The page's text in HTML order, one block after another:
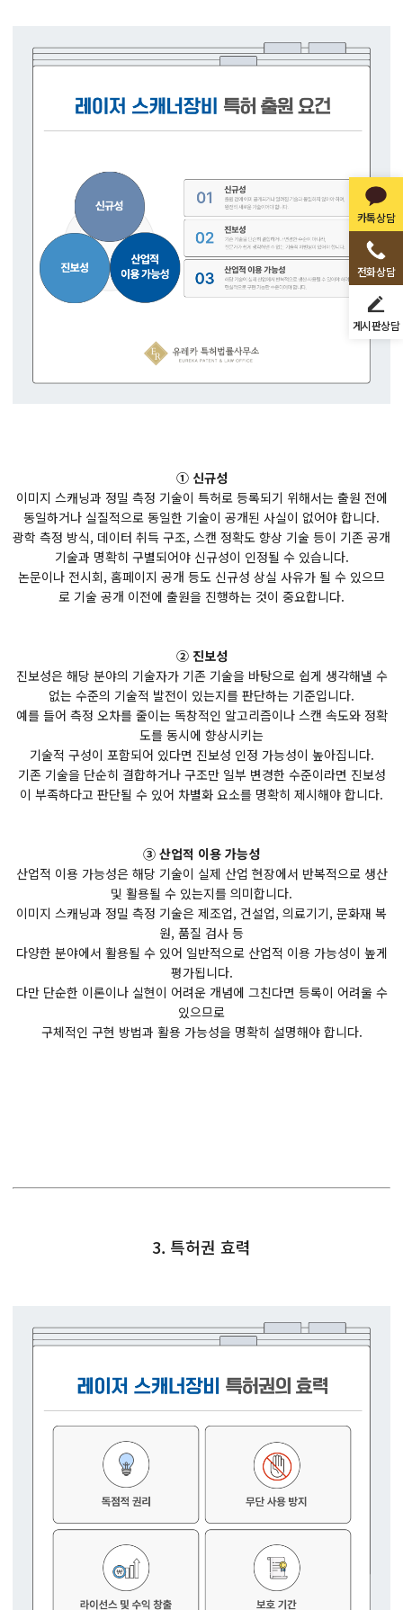
카톡상담
전화상담
게시판상담
① 신규성
이미지 스캐닝과 정밀 측정 기술이 특허로 등록되기 위해서는 출원 전에
동일하거나 실질적으로 동일한 기술이 공개된 사실이 없어야 합니다.
광학 측정 방식, 데이터 취득 구조, 스캔 정확도 향상 기술 등이 기존 공개
기술과 명확히 구별되어야 신규성이 인정될 수 있습니다.
논문이나 전시회, 홈페이지 공개 등도 신규성 상실 사유가 될 수 있으므
로 기술 공개 이전에 출원을 진행하는 것이 중요합니다.
② 진보성
진보성은 해당 분야의 기술자가 기존 기술을 바탕으로 쉽게 생각해낼 수
없는 수준의 기술적 발전이 있는지를 판단하는 기준입니다.
예를 들어 측정 오차를 줄이는 독창적인 알고리즘이나 스캔 속도와 정확
도를 동시에 향상시키는
기술적 구성이 포함되어 있다면 진보성 인정 가능성이 높아집니다.
기존 기술을 단순히 결합하거나 구조만 일부 변경한 수준이라면 진보성
이 부족하다고 판단될 수 있어 차별화 요소를 명확히 제시해야 합니다.
③ 산업적 이용 가능성
산업적 이용 가능성은 해당 기술이 실제 산업 현장에서 반복적으로 생산
및 활용될 수 있는지를 의미합니다.
이미지 스캐닝과 정밀 측정 기술은 제조업, 건설업, 의료기기, 문화재 복
원, 품질 검사 등
다양한 분야에서 활용될 수 있어 일반적으로 산업적 이용 가능성이 높게
평가됩니다.
다만 단순한 이론이나 실현이 어려운 개념에 그친다면 등록이 어려울 수
있으므로
구체적인 구현 방법과 활용 가능성을 명확히 설명해야 합니다.
3. 특허권 효력